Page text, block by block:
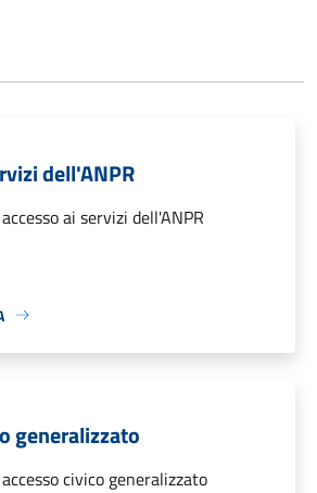
dell'ANPR
ai servizi dell'ANPR
generalizzato
civico generalizzato